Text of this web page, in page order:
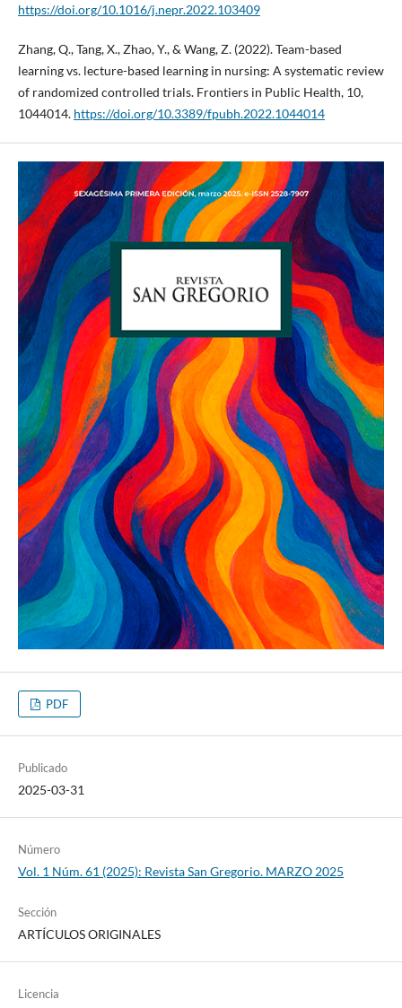
https://doi.org/10.1016/j.nepr.2022.103409
Zhang, Q., Tang, X., Zhao, Y., & Wang, Z. (2022). Team-based
learning vs. lecture-based learning in nursing: A systematic review
of randomized controlled trials. Frontiers in Public Health, 10,
1044014. https://doi.org/10.3389/fpubh.2022.1044014
PDF
Publicado
2025-03-31
Número
Vol. 1 Núm. 61 (2025): Revista San Gregorio. MARZO 2025
Sección
ARTÍCULOS ORIGINALES
Licencia